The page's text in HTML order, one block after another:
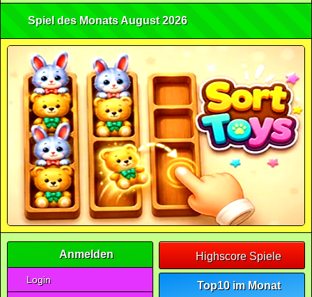
Spiel des Monats August 2026
Anmelden
Login
Highscore Spiele
Top10 im Monat